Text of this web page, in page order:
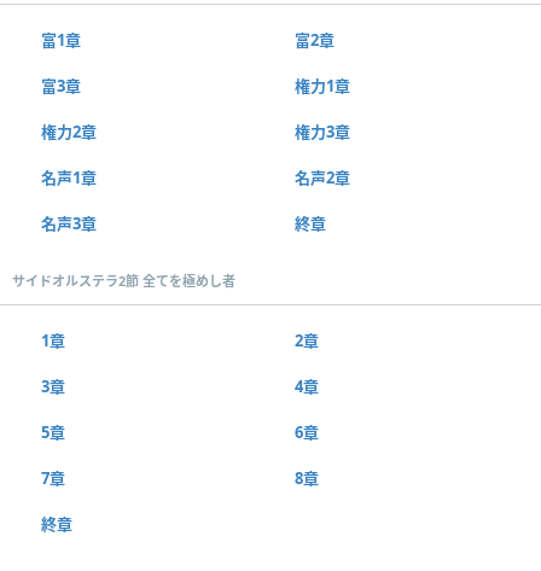
富1章 富2章
富3章 権力1章
権力2章 権力3章
名声1章 名声2章
名声3章 終章
サイドオルステラ2節 全てを極めし者
1章 2章
3章 4章
5章 6章
7章 8章
終章